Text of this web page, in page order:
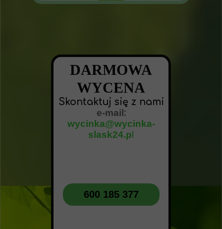
600 185 377
DARMOWA
WYCENA
Skontaktuj się z nami
e-mail :
wycinka@wycinka-
slask24.p